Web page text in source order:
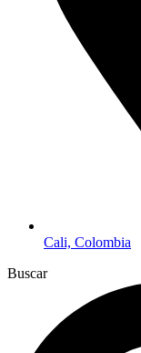
Cali, Colombia
Buscar